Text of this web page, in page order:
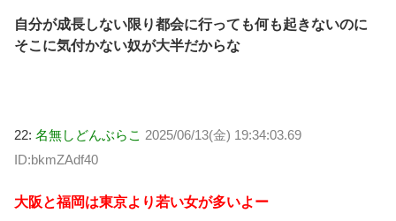
自分が成長しない限り都会に行っても何も起きないのに
そこに気付かない奴が大半だからな
22: 名無しどんぶらこ 2025/06/13(金) 19:34:03.69
ID:bkmZAdf40
大阪と福岡は東京より若い女が多いよー